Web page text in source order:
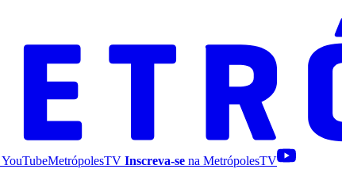
YouTubeMetrópolesTV Inscreva-se na MetrópolesTV